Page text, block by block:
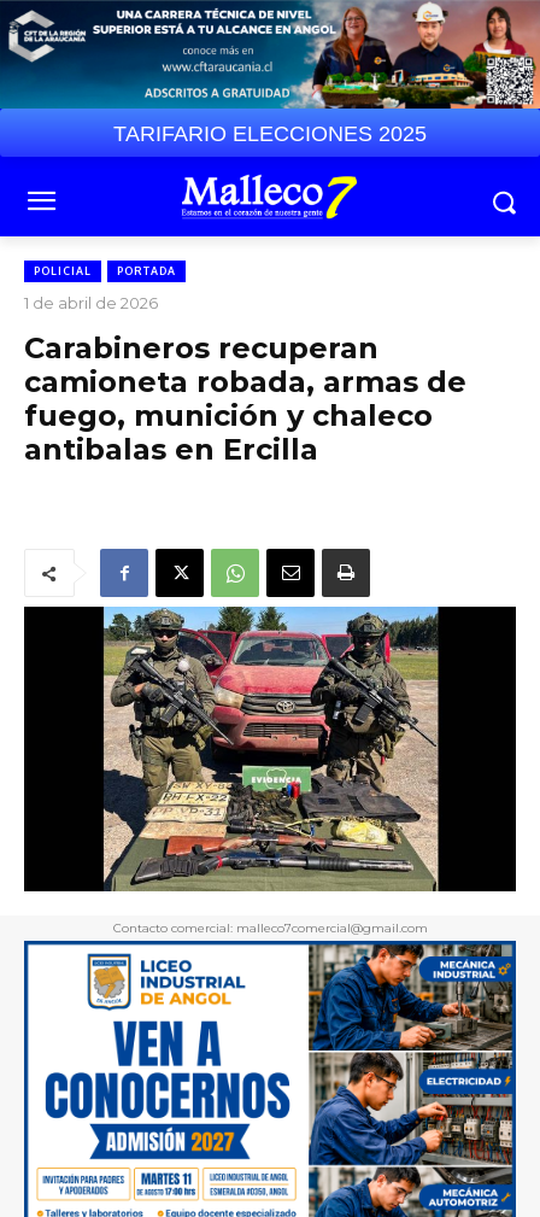
TARIFARIO ELECCIONES 2025
POLICIAL PORTADA
1 de abril de 2026
Carabineros recuperan
camioneta robada, armas de
fuego, munición y chaleco
antibalas en Ercilla
Contacto comercial: malleco7comercial@gmail.com